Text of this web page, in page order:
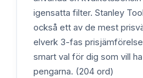
igensatta filter. Stanley
också ett av de mest
elverk 3-fas
smart val för dig som vill
pengarna. (204 ord)